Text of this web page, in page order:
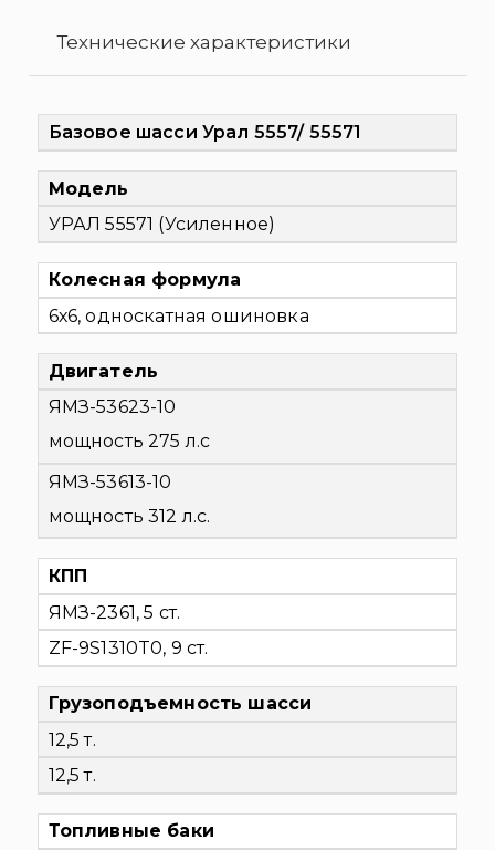
Технические характеристики
Базовое шасси Урал 5557/ 55571
Модель
УРАЛ 55571 (Усиленное)
Колесная формула
6х6, односкатная ошиновка
Двигатель
ЯМЗ-53623-10
мощность 275 л.с
ЯМЗ-53613-10
мощность 312 л.с.
КПП
ЯМЗ-2361, 5 ст.
ZF-9S1310T0, 9 ст.
Грузоподъемность шасси
12,5 т.
12,5 т.
Топливные баки